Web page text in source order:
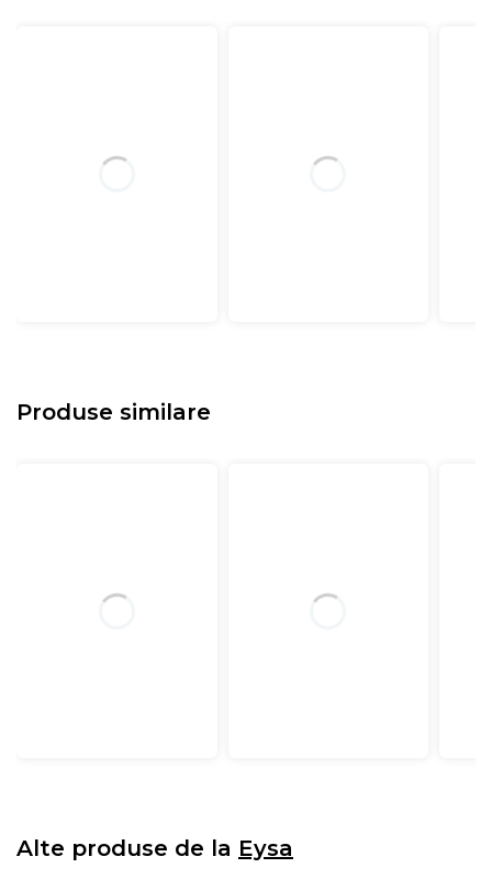
Produse similare
Alte produse de la Eysa